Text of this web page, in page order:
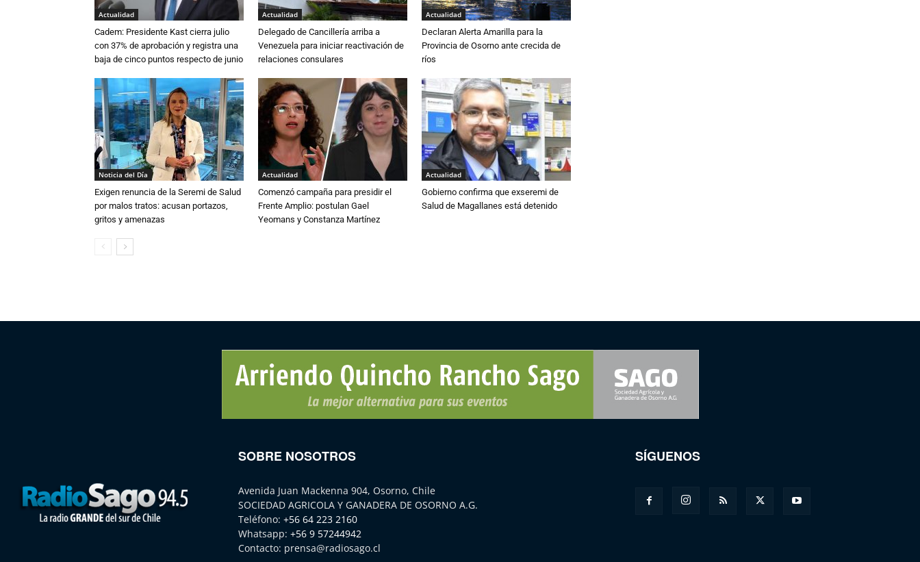
Actualidad
Cadem: Presidente Kast cierra julio
con 37% de aprobación y registra una
baja de cinco puntos respecto de junio
Actualidad
Delegado de Cancillería arriba a
Venezuela para iniciar reactivación de
relaciones consulares
Actualidad
Declaran Alerta Amarilla para la
Provincia de Osorno ante crecida de
ríos
Noticia del Día
Exigen renuncia de la Seremi de Salud
por malos tratos: acusan portazos,
gritos y amenazas
Actualidad
Comenzó campaña para presidir el
Frente Amplio: postulan Gael
Yeomans y Constanza Martínez
Actualidad
Gobierno confirma que exseremi de
Salud de Magallanes está detenido
SOBRE NOSOTROS
Avenida Juan Mackenna 904, Osorno, Chile
SOCIEDAD AGRICOLA Y GANADERA DE OSORNO A.G.
Teléfono: +56 64 223 2160
Whatsapp: +56 9 57244942
Contacto: prensa@radiosago.cl
SÍGUENOS